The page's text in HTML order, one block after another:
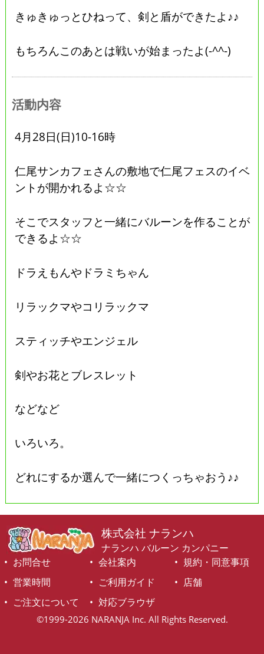
きゅきゅっとひねって、剣と盾ができたよ♪♪
もちろんこのあとは戦いが始まったよ(-^^-)
活動内容
4月28日(日)10-16時
仁尾サンカフェさんの敷地で仁尾フェスのイベ
ントが開かれるよ☆☆
そこでスタッフと一緒にバルーンを作ることが
できるよ☆☆
ドラえもんやドラミちゃん
リラックマやコリラックマ
スティッチやエンジェル
剣やお花とブレスレット
などなど
いろいろ。
どれにするか選んで一緒につくっちゃおう♪♪
株式会社 ナランハ
ナランハ バルーン カンパニー
お問合せ
会社案内
規約・同意事項
営業時間
ご利用ガイド
店舗
ご注文について
対応ブラウザ
©1999-2026 NARANJA Inc. All Rights Reserved.